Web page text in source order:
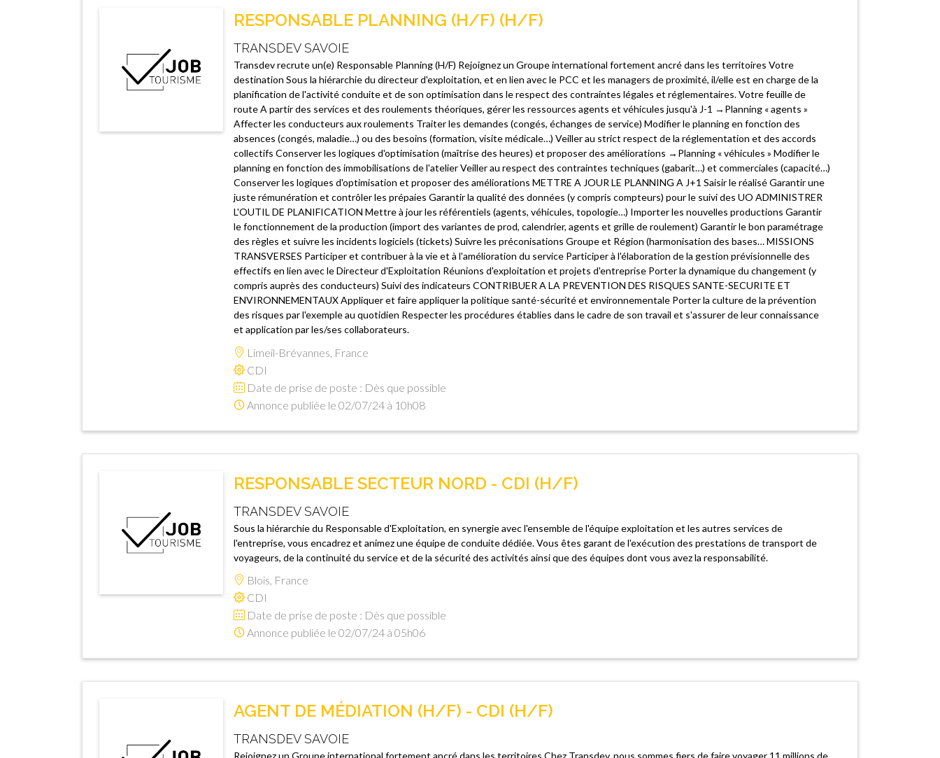
RESPONSABLE PLANNING (H/F) (H/F)
TRANSDEV SAVOIE
Transdev recrute un(e) Responsable Planning (H/F) Rejoignez un Groupe international fortement ancré dans les territoires Votre
destination Sous la hiérarchie du directeur d'exploitation, et en lien avec le PCC et les managers de proximité, il/elle est en charge de la
planification de l'activité conduite et de son optimisation dans le respect des contraintes légales et réglementaires. Votre feuille de
route A partir des services et des roulements théoriques, gérer les ressources agents et véhicules jusqu'à J-1 →Planning « agents »
Affecter les conducteurs aux roulements Traiter les demandes (congés, échanges de service) Modifier le planning en fonction des
absences (congés, maladie…) ou des besoins (formation, visite médicale…) Veiller au strict respect de la réglementation et des accords
collectifs Conserver les logiques d'optimisation (maîtrise des heures) et proposer des améliorations →Planning « véhicules » Modifier le
planning en fonction des immobilisations de l'atelier Veiller au respect des contraintes techniques (gabarit…) et commerciales (capacité…)
Conserver les logiques d'optimisation et proposer des améliorations METTRE A JOUR LE PLANNING A J+1 Saisir le réalisé Garantir une
juste rémunération et contrôler les prépaies Garantir la qualité des données (y compris compteurs) pour le suivi des UO ADMINISTRER
L'OUTIL DE PLANIFICATION Mettre à jour les référentiels (agents, véhicules, topologie…) Importer les nouvelles productions Garantir
le fonctionnement de la production (import des variantes de prod, calendrier, agents et grille de roulement) Garantir le bon paramétrage
des règles et suivre les incidents logiciels (tickets) Suivre les préconisations Groupe et Région (harmonisation des bases… MISSIONS
TRANSVERSES Participer et contribuer à la vie et à l'amélioration du service Participer à l'élaboration de la gestion prévisionnelle des
effectifs en lien avec le Directeur d'Exploitation Réunions d'exploitation et projets d'entreprise Porter la dynamique du changement (y
compris auprès des conducteurs) Suivi des indicateurs CONTRIBUER A LA PREVENTION DES RISQUES SANTE-SECURITE ET
ENVIRONNEMENTAUX Appliquer et faire appliquer la politique santé-sécurité et environnementale Porter la culture de la prévention
des risques par l'exemple au quotidien Respecter les procédures établies dans le cadre de son travail et s'assurer de leur connaissance
et application par les/ses collaborateurs.
Limeil-Brévannes, France
CDI
Date de prise de poste : Dès que possible
Annonce publiée le 02/07/24 à 10h08
RESPONSABLE SECTEUR NORD - CDI (H/F)
TRANSDEV SAVOIE
Sous la hiérarchie du Responsable d'Exploitation, en synergie avec l'ensemble de l'équipe exploitation et les autres services de
l'entreprise, vous encadrez et animez une équipe de conduite dédiée. Vous êtes garant de l'exécution des prestations de transport de
voyageurs, de la continuité du service et de la sécurité des activités ainsi que des équipes dont vous avez la responsabilité.
Blois, France
CDI
Date de prise de poste : Dès que possible
Annonce publiée le 02/07/24 à 05h06
AGENT DE MÉDIATION (H/F) - CDI (H/F)
TRANSDEV SAVOIE